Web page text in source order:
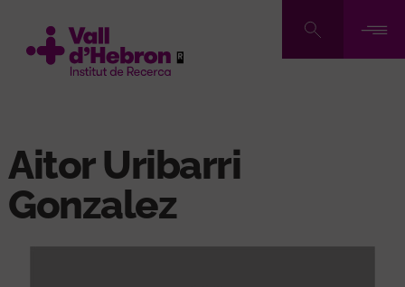
main
Aitor Uribarri
Gonzalez